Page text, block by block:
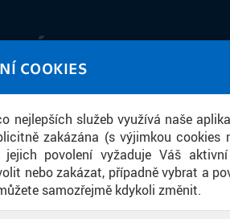
COOKIES
nejlepších služeb využívá naše
zakázána (s výjimkou cookies
povolení vyžaduje Váš
nebo zakázat, případně vybrat a
samozřejmě kdykoli změnit.
obrazem a zvukem
PŘÍSPĚVKY